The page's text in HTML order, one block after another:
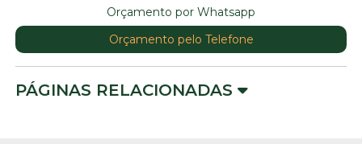
Orçamento por Whatsapp
Orçamento pelo Telefone
PÁGINAS RELACIONADAS